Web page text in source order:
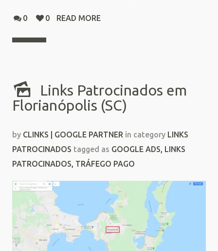
0 0 READ MORE
Links Patrocinados em
Florianópolis (SC)
by CLINKS | GOOGLE PARTNER in category LINKS
PATROCINADOS tagged as GOOGLE ADS, LINKS
PATROCINADOS, TRÁFEGO PAGO